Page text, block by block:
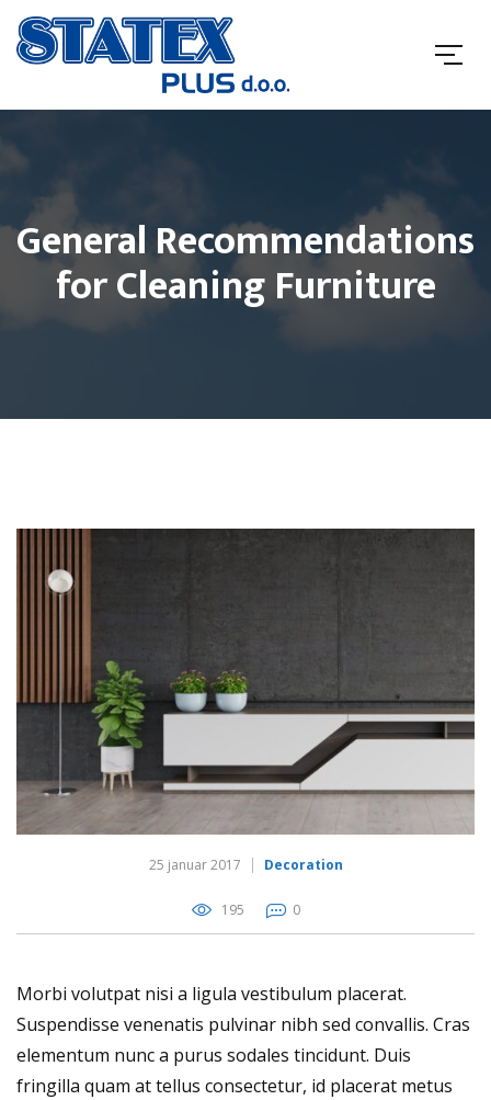
General Recommendations
for Cleaning Furniture
25 januar 2017 Decoration
195 0
Morbi volutpat nisi a ligula vestibulum placerat.
Suspendisse venenatis pulvinar nibh sed convallis. Cras
elementum nunc a purus sodales tincidunt. Duis
fringilla quam at tellus consectetur, id placerat metus